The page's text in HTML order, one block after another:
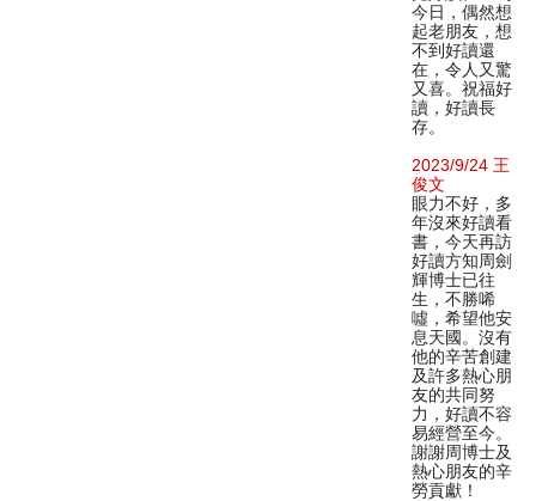
今日，偶然想
起老朋友，想
不到好讀還
在，令人又驚
又喜。祝福好
讀，好讀長
存。
2023/9/24 王
俊文
眼力不好，多
年沒來好讀看
書，今天再訪
好讀方知周劍
輝博士已往
生，不勝唏
噓，希望他安
息天國。沒有
他的辛苦創建
及許多熱心朋
友的共同努
力，好讀不容
易經營至今。
謝謝周博士及
熱心朋友的辛
勞貢獻！